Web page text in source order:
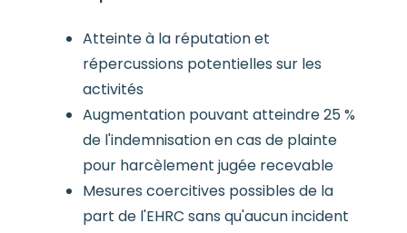
Atteinte à la réputation et
répercussions potentielles sur les
activités
Augmentation pouvant atteindre 25 %
de l'indemnisation en cas de plainte
pour harcèlement jugée recevable
Mesures coercitives possibles de la
part de l'EHRC sans qu'aucun incident